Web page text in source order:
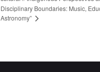
Disciplinary Boundaries: Music,
Astronomy”